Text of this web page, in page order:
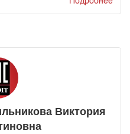
Виктория